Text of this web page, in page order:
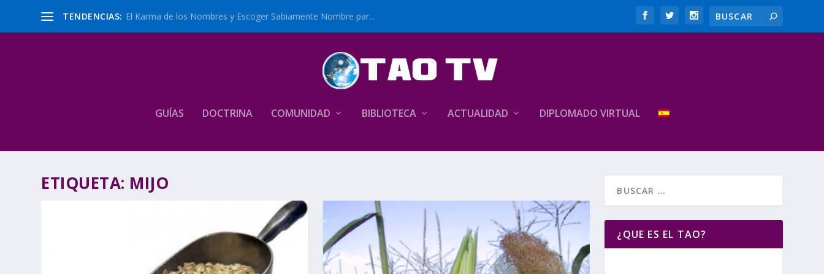
TENDENCIAS: El Karma de los Nombres y Escoger Sabiamente Nombre par...
GUÍAS DOCTRINA COMUNIDAD BIBLIOTECA ACTUALIDAD DIPLOMADO VIRTUAL
ETIQUETA: MIJO
¿QUE ES EL TAO?